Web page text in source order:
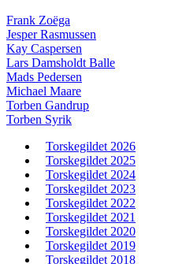
Frank Zoëga
Jesper Rasmussen
Kay Caspersen
Lars Damsholdt Balle
Mads Pedersen
Michael Maare
Torben Gandrup
Torben Syrik
Torskegildet 2026
Torskegildet 2025
Torskegildet 2024
Torskegildet 2023
Torskegildet 2022
Torskegildet 2021
Torskegildet 2020
Torskegildet 2019
Torskegildet 2018